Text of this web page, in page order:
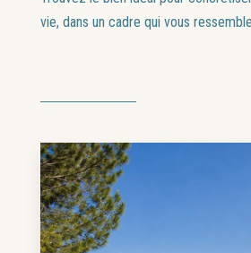
vie, dans un cadre qui vous